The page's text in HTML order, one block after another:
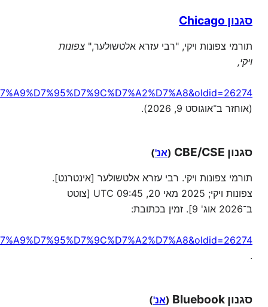
סגנון Chicago
תורמי צפונות ויקי, "רבי עזרא אלטשולער," צפונות
ויקי,
(אוחזר ב־אוגוסט 9, 2026).
סגנון CBE/CSE (אנ')
תורמי צפונות ויקי. רבי עזרא אלטשולער [אינטרנט].
צפונות ויקי; 2025 מאי 20, 09:45 UTC [צוטט
ב־2026 אוג' 9]. זמין בכתובת:
.
סגנון Bluebook (אנ')